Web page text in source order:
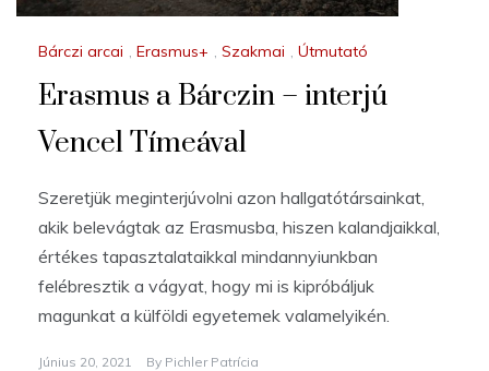
Bárczi arcai , Erasmus+ , Szakmai , Útmutató
Erasmus a Bárczin – interjú
Vencel Tímeával
Szeretjük meginterjúvolni azon hallgatótársainkat,
akik belevágtak az Erasmusba, hiszen kalandjaikkal,
értékes tapasztalataikkal mindannyiunkban
felébresztik a vágyat, hogy mi is kipróbáljuk
magunkat a külföldi egyetemek valamelyikén.
Június 20, 2021 By Pichler Patrícia